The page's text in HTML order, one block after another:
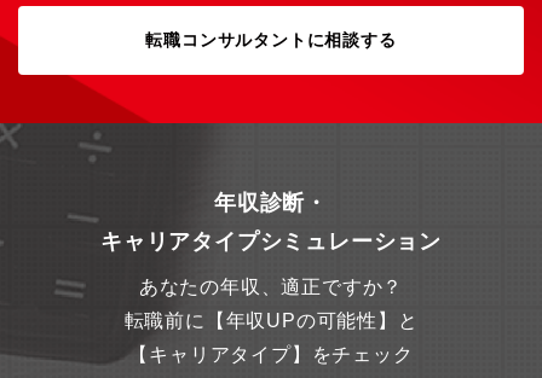
転職コンサルタントに相談する
年収診断・
キャリアタイプシミュレーション
あなたの年収、適正ですか？
転職前に【年収UPの可能性】と
【キャリアタイプ】をチェック